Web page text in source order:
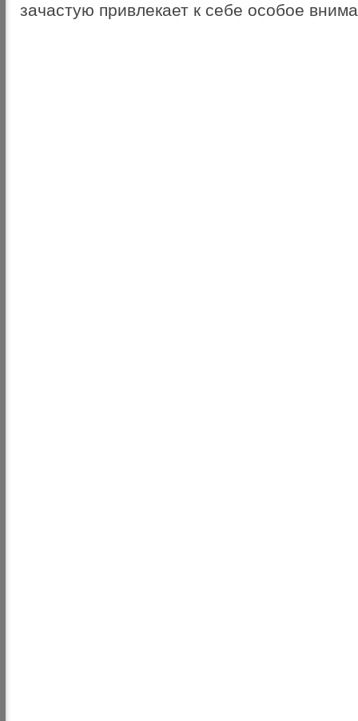
зачастую привлекает к себе особое